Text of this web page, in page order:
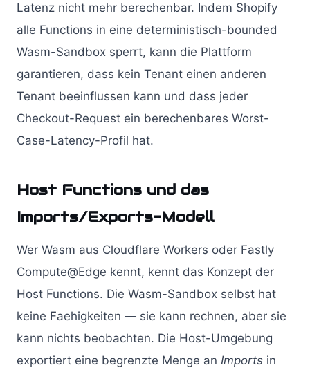
Latenz nicht mehr berechenbar. Indem Shopify
alle Functions in eine deterministisch-bounded
Wasm-Sandbox sperrt, kann die Plattform
garantieren, dass kein Tenant einen anderen
Tenant beeinflussen kann und dass jeder
Checkout-Request ein berechenbares Worst-
Case-Latency-Profil hat.
Host Functions und das
Imports/Exports-Modell
Wer Wasm aus Cloudflare Workers oder Fastly
Compute@Edge kennt, kennt das Konzept der
Host Functions. Die Wasm-Sandbox selbst hat
keine Faehigkeiten — sie kann rechnen, aber sie
kann nichts beobachten. Die Host-Umgebung
exportiert eine begrenzte Menge an Imports in